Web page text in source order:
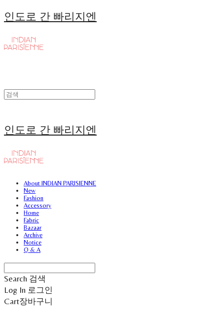
인도로 간 빠리지엔
인도로 간 빠리지엔
About INDIAN PARISIENNE
New
Fashion
Accessory
Home
Fabric
Bazaar
Archive
Notice
Q & A
Search 검색
Log In 로그인
Cart장바구니